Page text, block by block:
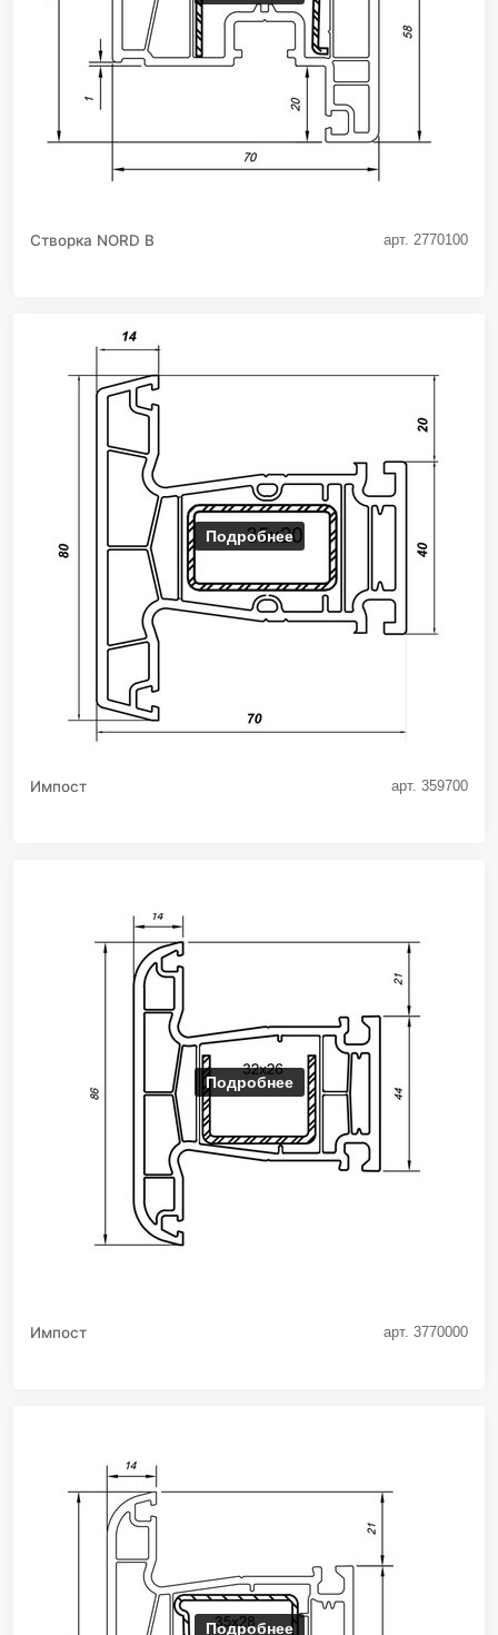
Створка NORD B арт. 2770100
Подробнее
Импост арт. 359700
Подробнее
Импост арт. 3770000
Подробнее